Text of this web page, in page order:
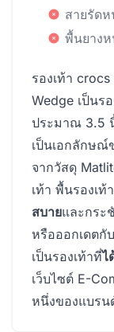
สายรัดห
พื้นยาง
รองเท้า
Wedge เป็นร
ประมาณ 3.5
เป็นเอกลักษณ์
จากวัสดุ
เท้า พื้นรองเท้
สบายและกระ
หรือออกเดตกั
เป็นรองเท้าที่ไ
เว็บไซต์ E-
หนึ่งของแบรน